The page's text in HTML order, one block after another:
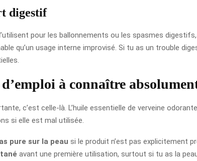
digestif
pour les ballonnements ou les spasmes
qu’un usage interne improvisé. Si tu as un trouble
à connaître
c’est celle-là. L’huile essentielle de verveine
si elle est mal utilisée.
pure sur la peau si le produit n’est pas explicitement
avant une première utilisation, surtout si tu as la